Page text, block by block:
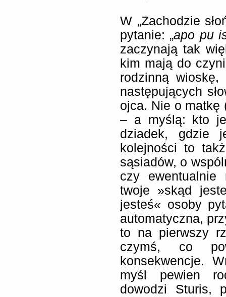
W „Zachodzie
pytanie: „apo pu
zaczynają tak
kim mają do
rodzinną
następujących
ojca. Nie o
– a myślą: kto
dziadek, gdzie
kolejności to
sąsiadów, o
czy
twoje »skąd
jesteś« osoby
automatyczna,
to na pierwszy
czymś, co
konsekwencje.
myśl pewien
dowodzi Sturis,